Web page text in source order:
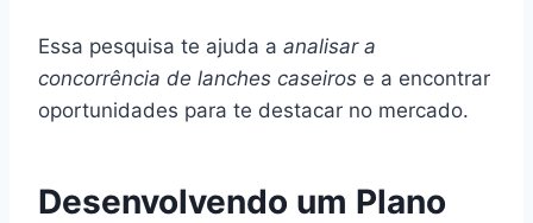
Essa pesquisa te ajuda a analisar a
concorrência de lanches caseiros e a encontrar
oportunidades para te destacar no mercado.
Desenvolvendo um Plano